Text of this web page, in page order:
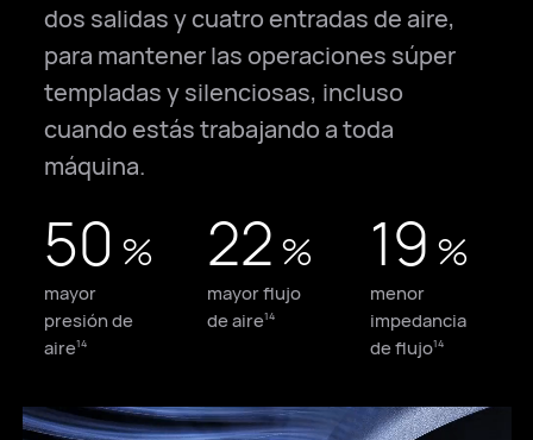
dos salidas y cuatro entradas de aire,
para mantener las operaciones súper
templadas y silenciosas, incluso
cuando estás trabajando a toda
máquina.
50 %
mayor
presión de
aire14
22 %
mayor flujo
de aire14
19 %
menor
impedancia
de flujo14